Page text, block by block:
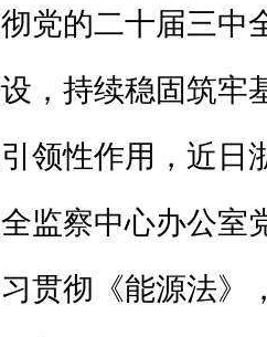
党的二十届三中
，持续稳固筑牢
领性作用，近日
监察中心办公室
贯彻《能源法》